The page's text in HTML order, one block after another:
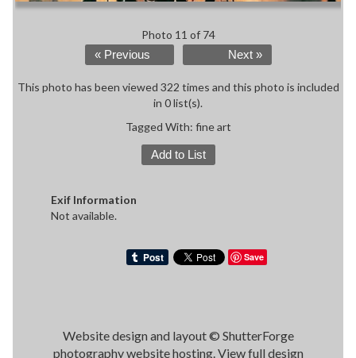
Photo 11 of 74
« Previous Next »
This photo has been viewed 322 times and this photo is included
in 0 list(s).
Tagged With: fine art
Add to List
Exif Information
Not available.
Save
Website design and layout © ShutterForge
photography website hosting.View full design